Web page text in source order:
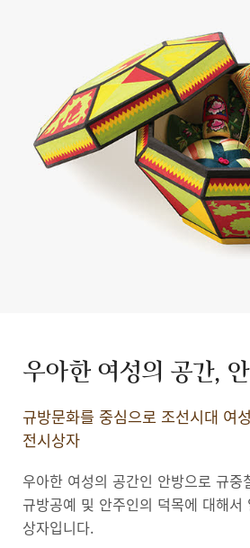
우아한 여성의 공간,
규방문화를 중심으로 조선시대 여
전시상자
우아한 여성의 공간인 안방으로 규중
규방공예 및 안주인의 덕목에 대해서
상자입니다.